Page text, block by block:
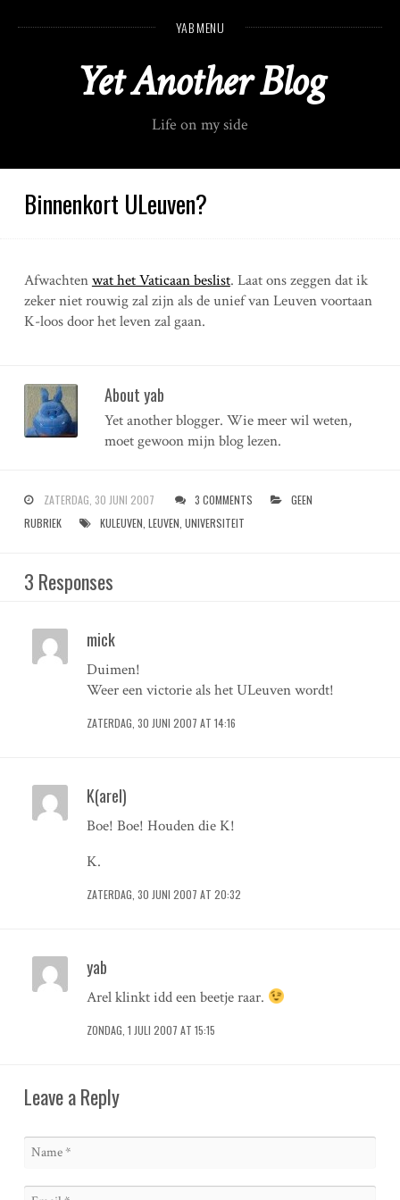
n
YAB MENU
Yet Another Blog
Life on my side
Binnenkort ULeuven?
Afwachtenwat het Vaticaan beslist. Laat ons zeggen dat ik
zeker niet rouwig zal zijn als de unief van Leuven voortaan
K-loos door het leven zal gaan.
About yab
Yet another blogger. Wie meer wil weten,
moet gewoon mijn blog lezen.
ZATERDAG, 30 JUNI 2007 3 COMMENTS
GEEN
RUBRIEK
KULEUVEN LEUVEN UNIVERSITEIT
3 Responses
mick
Duimen!
Weer een victorie als het ULeuven wordt!
ZATERDAG, 30 JUNI 2007 AT 14:16
K(arel)
Boe! Boe! Houden die K!
K.
ZATERDAG, 30 JUNI 2007 AT 20:32
yab
Arel klinkt idd een beetje raar.
ZONDAG, 1 JULI 2007 AT 15:15
Leave a Reply